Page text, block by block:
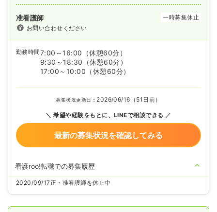
准看護師
一時募集休止
お問い合わせください
勤務時間7:00～16:00
（休憩60分）
9:30～18:30
（休憩60分）
17:00～10:00 （休憩60分）
募集状況更新日： 2026/06/16（51日前）
希望や経験をもとに、LINEで相談できる
最新の募集状況を確認してみる
看護roo!転職での募集履歴
2020/09/17正・准看護師を休止中